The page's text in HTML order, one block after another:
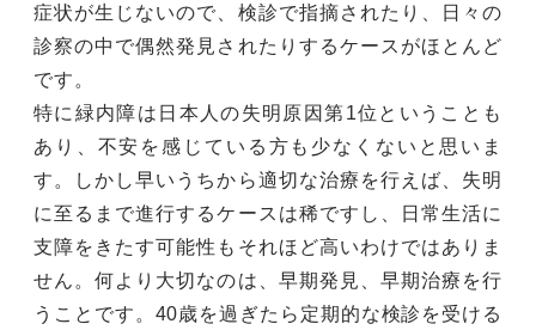
症状が生じないので、検診で指摘されたり、日々の
診察の中で偶然発見されたりするケースがほとんど
です。
特に緑内障は日本人の失明原因第1位ということも
あり、不安を感じている方も少なくないと思いま
す。しかし早いうちから適切な治療を行えば、失明
に至るまで進行するケースは稀ですし、日常生活に
支障をきたす可能性もそれほど高いわけではありま
せん。何より大切なのは、早期発見、早期治療を行
うことです。40歳を過ぎたら定期的な検診を受ける